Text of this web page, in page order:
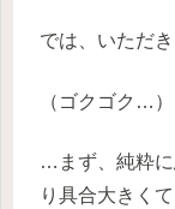
では、いただき
（ゴクゴク…
…まず、純粋
り具合大きく